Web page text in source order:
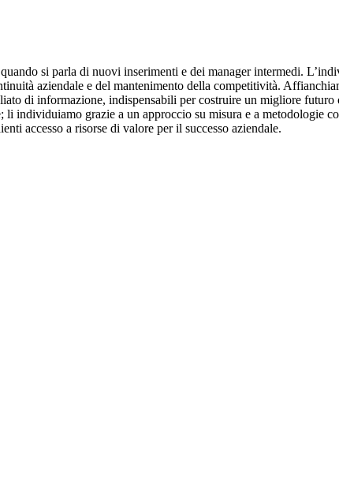
si parla di nuovi inserimenti e dei manager intermedi.
aziendale e del mantenimento della competitività.
di informazione, indispensabili per costruire un migliore futuro
individuiamo grazie a un approccio su misura e a metodologie
accesso a risorse di valore per il successo aziendale.